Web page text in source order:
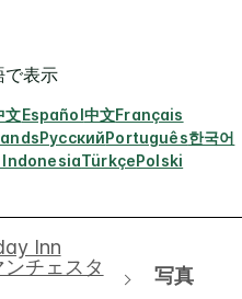
で表示
文Español中文Français
РусскийPortuguês한국어
IndonesiaTürkçePolski
Inn
チェスタ
写真